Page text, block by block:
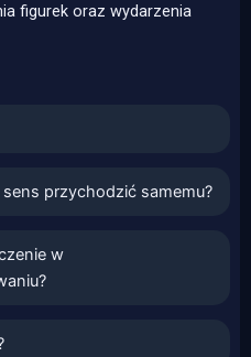
figurek oraz wydarzenia
przychodzić samemu?
w